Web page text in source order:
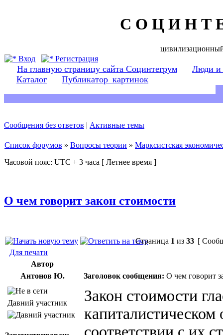
С О Ц И Н Т
Вход
Регистрация
На главную страницу сайта Социнтегрум
Люди и
Каталог
Публикатор_картинок
Сообщения без ответов | Активные темы
Список форумов » Вопросы теории » Марксистская
Часовой пояс: UTC + 3 часа [ Летнее время ]
О чем говорит закон стоимости
Страница 1 из 33 [
Для печати
Автор
Антонов Ю.
Заголовок сообщения: О чем говорит
Давний участник
Закон стоимости
капиталистическом